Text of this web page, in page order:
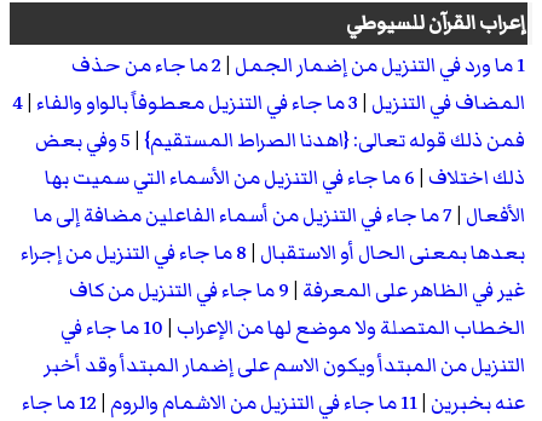
إعراب القرآنللسيوطي
1 ما ورد في التنزيل من إضمار الجمل
| 2 ما جاء من حذف
المضاف في التنزيل |3 ما جاء في التنزيل معطوفاً بالواو والفاء |
4
فمن ذلك قوله تعالى: {اهدنا الصراط المستقيم}|
5 وفي بعض
ذلك اختلاف |
6 ما جاء في التنزيل من الأسماء التي سميت بها
الأفعال | 7 ما جاء في التنزيل من أسماء الفاعلين مضافة إلى ما
بعدها بمعنى الحال أو الاستقبال |
8 ما جاء في التنزيل من إجراء
غير في الظاهر على المعرفة |
9 ما جاء في التنزيل من كاف
الخطاب المتصلة ولا موضع لها من الإعراب |
10 ما جاء في
التنزيل من المبتدأ ويكون الاسم على إضمار المبتدأ وقد أخبر
عنه بخبرين |11 ما جاء في التنزيل من الاشمام والروم |
12 ما جاء